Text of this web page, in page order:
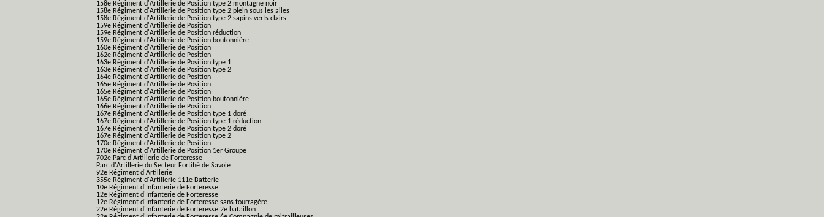
158e Régiment d'Artillerie de Position type 2 montagne noir
158e Régiment d'Artillerie de Position type 2 plein sous les ailes
158e Régiment d'Artillerie de Position type 2 sapins verts clairs
159e Régiment d'Artillerie de Position
159e Régiment d'Artillerie de Position réduction
159e Régiment d'Artillerie de Position boutonnière
160e Régiment d'Artillerie de Position
162e Régiment d'Artillerie de Position
163e Régiment d'Artillerie de Position type 1
163e Régiment d'Artillerie de Position type 2
164e Régiment d'Artillerie de Position
165e Régiment d'Artillerie de Position
165e Régiment d'Artillerie de Position
165e Régiment d'Artillerie de Position boutonnière
166e Régiment d'Artillerie de Position
167e Régiment d'Artillerie de Position type 1 doré
167e Régiment d'Artillerie de Position type 1 réduction
167e Régiment d'Artillerie de Position type 2 doré
167e Régiment d'Artillerie de Position type 2
170e Régiment d'Artillerie de Position
170e Régiment d'Artillerie de Position 1er Groupe
702e Parc d'Artillerie de Forteresse
Parc d'Artillerie du Secteur Fortifié de Savoie
92e Régiment d'Artillerie
355e Régiment d'Artillerie 111e Batterie
10e Régiment d'Infanterie de Forteresse
12e Régiment d'Infanterie de Forteresse
12e Régiment d'Infanterie de Forteresse sans fourragère
22e Régiment d'Infanterie de Forteresse 2e bataillon